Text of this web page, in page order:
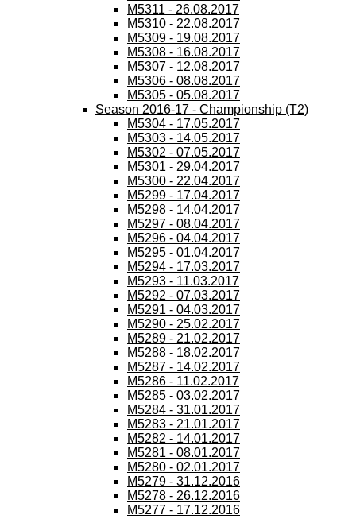
M5311 - 26.08.2017
M5310 - 22.08.2017
M5309 - 19.08.2017
M5308 - 16.08.2017
M5307 - 12.08.2017
M5306 - 08.08.2017
M5305 - 05.08.2017
Season 2016-17 - Championship (T2)
M5304 - 17.05.2017
M5303 - 14.05.2017
M5302 - 07.05.2017
M5301 - 29.04.2017
M5300 - 22.04.2017
M5299 - 17.04.2017
M5298 - 14.04.2017
M5297 - 08.04.2017
M5296 - 04.04.2017
M5295 - 01.04.2017
M5294 - 17.03.2017
M5293 - 11.03.2017
M5292 - 07.03.2017
M5291 - 04.03.2017
M5290 - 25.02.2017
M5289 - 21.02.2017
M5288 - 18.02.2017
M5287 - 14.02.2017
M5286 - 11.02.2017
M5285 - 03.02.2017
M5284 - 31.01.2017
M5283 - 21.01.2017
M5282 - 14.01.2017
M5281 - 08.01.2017
M5280 - 02.01.2017
M5279 - 31.12.2016
M5278 - 26.12.2016
M5277 - 17.12.2016